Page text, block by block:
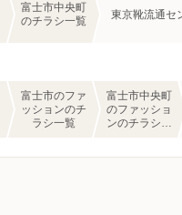
富士市中央町
のチラシ一覧
東京靴流通セ
富士市のファ
ッションのチ
ラシ一覧
富士市中央町
のファッショ
ンのチラシ一